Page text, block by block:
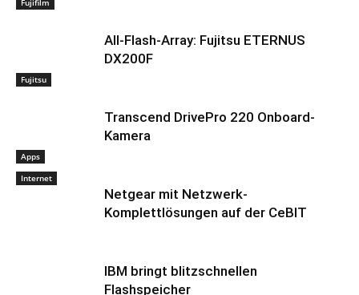
Fujitsu
All-Flash-Array: Fujitsu ETERNUS
DX200F
Apps
Transcend DrivePro 220 Onboard-
Kamera
Internet
Netgear mit Netzwerk-
Komplettlösungen auf der CeBIT
IBM bringt blitzschnellen
Flashspeicher